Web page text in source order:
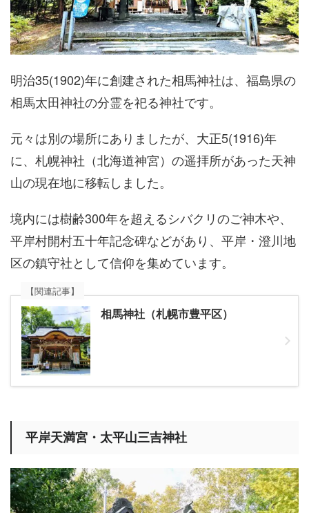
明治35(1902)年に創建された相馬神社は、福島県の
相馬太田神社の分霊を祀る神社です。
元々は別の場所にありましたが、大正5(1916)年
に、札幌神社（北海道神宮）の遥拝所があった天神
山の現在地に移転しました。
境内には樹齢300年を超えるシバクリのご神木や、
平岸村開村五十年記念碑などがあり、平岸・澄川地
区の鎮守社として信仰を集めています。
相馬神社（札幌市豊平区）
【関連記事】
平岸天満宮・太平山三吉神社